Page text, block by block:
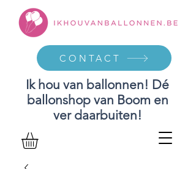
Ik hou van ballonnen! Dé
ballonshop van Boom en
ver daarbuiten!
CONTACT